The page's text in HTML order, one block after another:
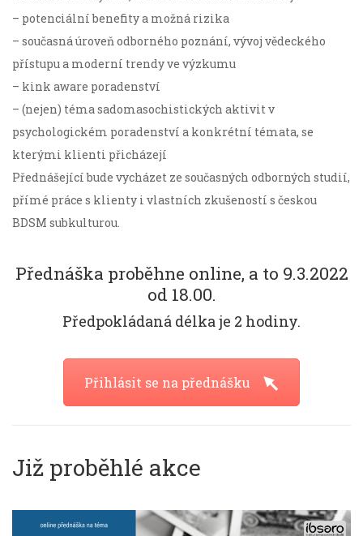
– potenciální benefity a možná rizika
– současná úroveň odborného poznání, vývoj vědeckého
přístupu a moderní trendy ve výzkumu
– kink aware poradenství
– (nejen) téma sadomasochistických aktivit v
psychologickém poradenství a konkrétní témata, se
kterými klienti přicházejí
Přednášející bude vycházet ze současných odborných studií,
přímé práce s klienty i vlastních zkušeností s českou
BDSM subkulturou.
Přednáška proběhne online, a to 9.3.2022
od 18.00.
Předpokládaná délka je 2 hodiny.
Přihlásit se na přednášku
Již proběhlé akce